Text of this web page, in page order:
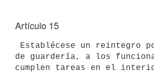
Artículo 15
de guardería, a los
cumplen tareas en el